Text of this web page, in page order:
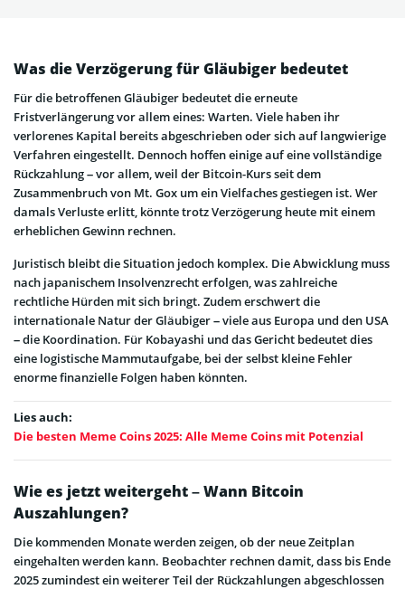
Was die Verzögerung für Gläubiger bedeutet
Für die betroffenen Gläubiger bedeutet die erneute
Fristverlängerung vor allem eines: Warten. Viele haben ihr
verlorenes Kapital bereits abgeschrieben oder sich auf langwierige
Verfahren eingestellt. Dennoch hoffen einige auf eine vollständige
Rückzahlung – vor allem, weil der Bitcoin-Kurs seit dem
Zusammenbruch von Mt. Gox um ein Vielfaches gestiegen ist. Wer
damals Verluste erlitt, könnte trotz Verzögerung heute mit einem
erheblichen Gewinn rechnen.
Juristisch bleibt die Situation jedoch komplex. Die Abwicklung muss
nach japanischem Insolvenzrecht erfolgen, was zahlreiche
rechtliche Hürden mit sich bringt. Zudem erschwert die
internationale Natur der Gläubiger – viele aus Europa und den USA
– die Koordination. Für Kobayashi und das Gericht bedeutet dies
eine logistische Mammutaufgabe, bei der selbst kleine Fehler
enorme finanzielle Folgen haben könnten.
Lies auch:
Die besten Meme Coins 2025: Alle Meme Coins mit Potenzial
Wie es jetzt weitergeht – Wann Bitcoin
Auszahlungen?
Die kommenden Monate werden zeigen, ob der neue Zeitplan
eingehalten werden kann. Beobachter rechnen damit, dass bis Ende
2025 zumindest ein weiterer Teil der Rückzahlungen abgeschlossen